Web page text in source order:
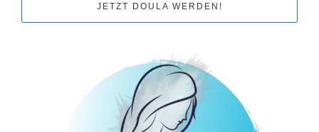
JETZT DOULA WERDEN!